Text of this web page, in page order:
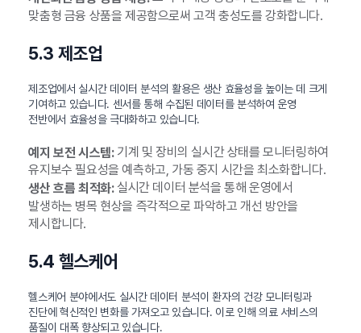
맞춤형 금융 상품을 제공함으로써 고객 충성도를 강화합니다.
5.3 제조업
제조업에서 실시간 데이터 분석의 활용은 생산 효율성을 높이는 데 크게
기여하고 있습니다. 센서를 통해 수집된 데이터를 분석하여 운영
전반에서 효율성을 극대화하고 있습니다.
예지 보전 시스템:기계 및 장비의 실시간 상태를 모니터링하여
유지보수 필요성을 예측하고, 가동 중지 시간을 최소화합니다.
생산 흐름 최적화:실시간 데이터 분석을 통해 운영에서
발생하는 병목 현상을 즉각적으로 파악하고 개선 방안을
제시합니다.
5.4 헬스케어
헬스케어 분야에서도 실시간 데이터 분석이 환자의 건강 모니터링과
진단에 혁신적인 변화를 가져오고 있습니다. 이로 인해 의료 서비스의
품질이 대폭 향상되고 있습니다.